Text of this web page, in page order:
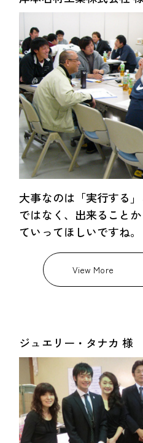
大事なのは「実行する
ではなく、出来ること
ていってほしいですね。
View More
ジュエリー・タナカ 様